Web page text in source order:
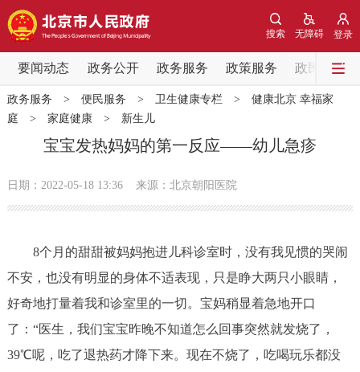
登录
无障碍
搜索
要闻动态 政务公开 政务服务 政策服务 政民互动
要闻动态
党中央精神 国务院信息 中央部委动态
北京要闻 会议信息 部门动态
各区热点
市领导 机构职能 政策服务
政策兑现 政策解读 回应关切
政务服务 > 便民服务 > 卫生健康专栏> 健康北京 幸福家
庭 > 家庭健康> 新生儿
宝宝发热妈妈的第一反应——幼儿急疹
日期：2022-05-18 13:36 来源：北京朝阳医院
8个月的甜甜被妈妈抱进儿科诊室时，没有我见惯的哭闹
不安，也没有明显的身体不适表现，只是睁大两只小眼睛，
好奇地打量着我和诊室里的一切。宝妈稍显着急地开口
了：“医生，我们宝宝昨晚不知道怎么回事突然就发烧了，
39℃呢，吃了退热药才降下来。现在不烧了，吃喝玩乐都没